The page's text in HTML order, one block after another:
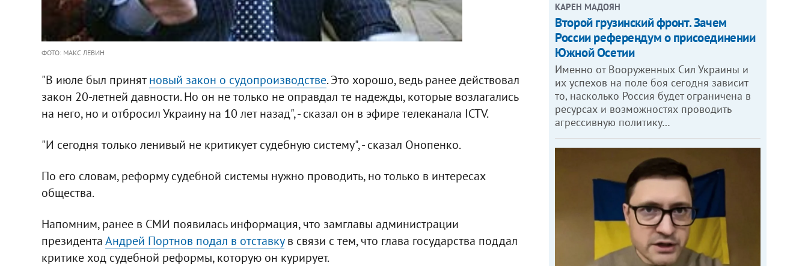
ФОТО: МАКС ЛЕВИН
"В июле был принятновый закон о судопроизводстве. Это хорошо, ведь ранее действовал
закон 20-летней давности. Но он не только не оправдал те надежды, которые возлагались
на него, но и отбросил Украину на 10 лет назад", - сказал он в эфире телеканала ICTV.
"И сегодня только ленивый не критикует судебную систему", - сказал Онопенко.
По его словам, реформу судебной системы нужно проводить, но только в интересах
общества.
Напомним, ранее в СМИ появилась информация, что замглавы администрации
президентаАндрей Портнов подал в отставкув связи с тем, что глава государства поддал
критике ход судебной реформы, которую он курирует.
КАРЕН МАДОЯН
Второй грузинский фронт. Зачем
России референдум о присоединении
Южной Осетии
Именно от Вооруженных Сил Украины и
их успехов на поле боя сегодня зависит
то, насколько Россия будет ограничена в
ресурсах и возможностях проводить
агрессивную политику…